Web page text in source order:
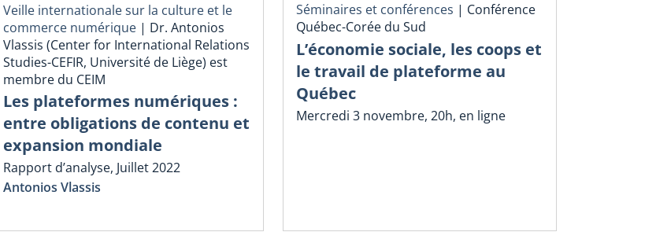
Veille internationale sur la culture et le
commerce numérique | Dr. Antonios
Vlassis (Center for International Relations
Studies-CEFIR, Université de Liège) est
membre du CEIM
Les plateformes numériques :
entre obligations de contenu et
expansion mondiale
Rapport d’analyse, Juillet 2022
Antonios Vlassis
Séminaires et conférences | Conférence
Québec-Corée du Sud
L’économie sociale, les coops et
le travail de plateforme au
Québec
Mercredi 3 novembre, 20h, en ligne